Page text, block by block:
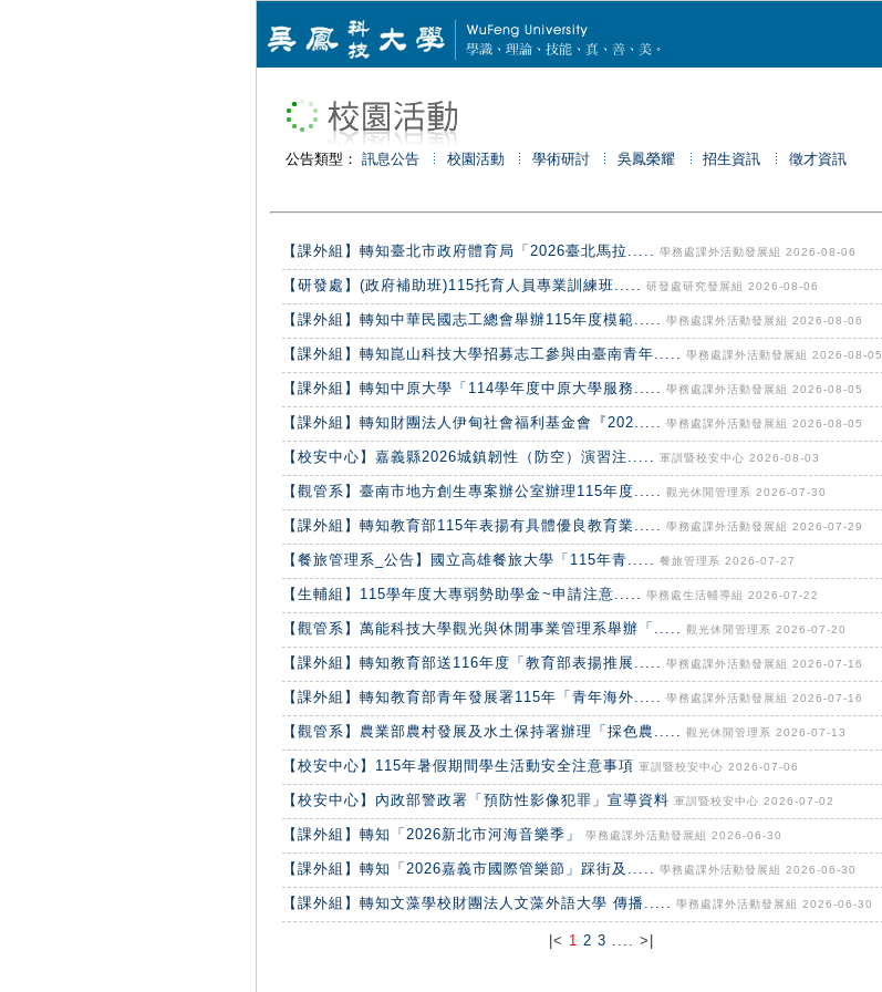
公告類型： 訊息公告 校園活動 學術研討 吳鳳榮耀 招生資訊 徵才資訊
【課外組】轉知臺北市政府體育局「2026臺北馬拉..... 學務處課外活動發展組 2026-08-06
【研發處】(政府補助班)115托育人員專業訓練班..... 研發處研究發展組 2026-08-06
【課外組】轉知中華民國志工總會舉辦115年度模範..... 學務處課外活動發展組 2026-08-06
【課外組】轉知崑山科技大學招募志工參與由臺南青年..... 學務處課外活動發展組 2026-08-05
【課外組】轉知中原大學「114學年度中原大學服務..... 學務處課外活動發展組 2026-08-05
【課外組】轉知財團法人伊甸社會福利基金會『202..... 學務處課外活動發展組 2026-08-05
【校安中心】嘉義縣2026城鎮韌性（防空）演習注..... 軍訓暨校安中心 2026-08-03
【觀管系】臺南市地方創生專案辦公室辦理115年度..... 觀光休閒管理系 2026-07-30
【課外組】轉知教育部115年表揚有具體優良教育業..... 學務處課外活動發展組 2026-07-29
【餐旅管理系_公告】國立高雄餐旅大學「115年青..... 餐旅管理系 2026-07-27
【生輔組】115學年度大專弱勢助學金 ~申請注意..... 學務處生活輔導組 2026-07-22
【觀管系】萬能科技大學觀光與休閒事業管理系舉辦「..... 觀光休閒管理系 2026-07-20
【課外組】轉知教育部送116年度「教育部表揚推展..... 學務處課外活動發展組 2026-07-16
【課外組】轉知教育部青年發展署115年「青年海外..... 學務處課外活動發展組 2026-07-16
【觀管系】農業部農村發展及水土保持署辦理「採色農..... 觀光休閒管理系 2026-07-13
【校安中心】115年暑假期間學生活動安全注意事項 軍訓暨校安中心 2026-07-06
【校安中心】內政部警政署「預防性影像犯罪」宣導資料 軍訓暨校安中心 2026-07-02
【課外組】轉知「2026新北市河海音樂季」 學務處課外活動發展組 2026-06-30
【課外組】轉知「2026嘉義市國際管樂節」踩街及..... 學務處課外活動發展組 2026-06-30
【課外組】轉知文藻學校財團法人文藻外語大學 傳播..... 學務處課外活動發展組 2026-06-30
|< 1 23 .... >|